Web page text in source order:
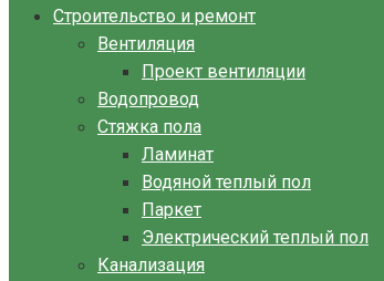
Строительство и ремонт
Вентиляция
Проект вентиляции
Водопровод
Стяжка пола
Ламинат
Водяной теплый пол
Паркет
Электрический теплый пол
Канализация